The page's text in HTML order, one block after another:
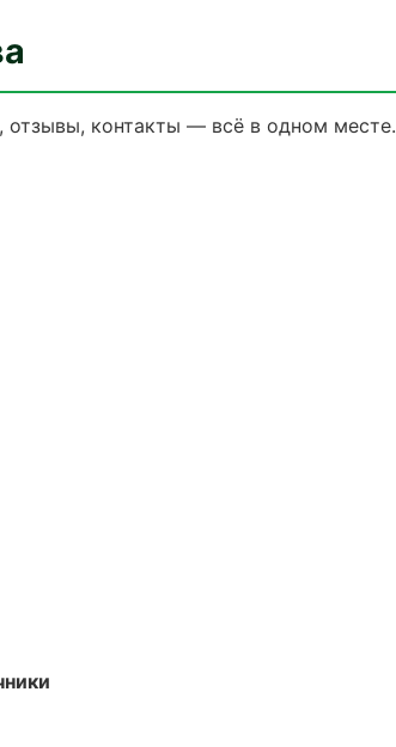
контакты — всё в одном месте.